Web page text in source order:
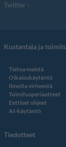
Twitter
Kustantaja ja
Tietoa meistä
Oikaisukäytäntö
Ilmoita virheestä
Toimitusperiaatteet
Eettiset ohjeet
AI-käytäntö
Tiedotteet